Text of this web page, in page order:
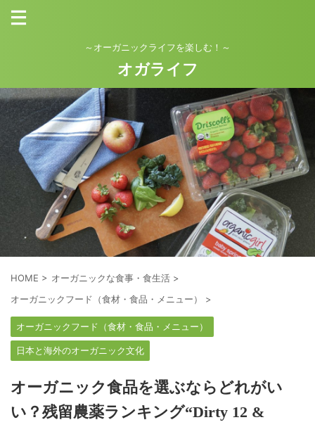
～オーガニックライフを楽しむ！～
オガライフ
HOME > オーガニックな食事・食生活 >
オーガニックフード（食材・食品・メニュー）
>
オーガニックフード（食材・食品・メニュー）
日本と海外のオーガニック文化
オーガニック食品を選ぶならどれがい
い？残留農薬ランキング“Dirty 12 &